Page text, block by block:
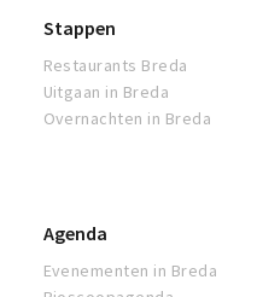
Stappen
Restaurants Breda
Uitgaan in Breda
Overnachten in Breda
Agenda
Evenementen in Breda